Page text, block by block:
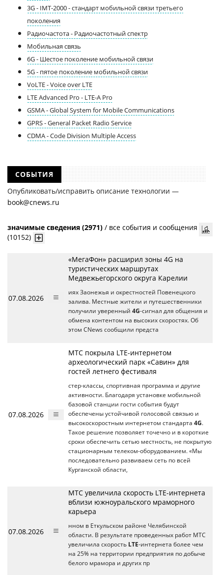
3G - IMT-2000 - стандарт мобильной связи третьего
поколения
Радиочастота - Радиочастотный спектр
Мобильная связь
6G - Шестое поколение мобильной связи
5G - пятое поколение мобильной связи
VoLTE - Voice over LTE
LTE Advanced Pro - LTE-A Pro
GSMA - Global System for Mobile Communications
GPRS - General Packet Radio Service
CDMA - Code Division Multiple Access
СОБЫТИЯ
Опубликовать/исправить описание технологии —
book@cnews.ru
значимые сведения (2971) / все события и сообщения
(10152)
07.08.2026
«МегаФон» расширил зоны 4G на
туристических маршрутах
Медвежьегорского округа Карелии
иях Заонежья и окрестностей Повенецкого
залива. Местные жители и путешественники
получили уверенный 4G-сигнал для общения и
обмена контентом на высоких скоростях. Об
этом CNews сообщили предста
07.08.2026
МТС покрыла LTE-интернетом
археологический парк «Савин» для
гостей летнего фестиваля
стер-классы, спортивная программа и другие
активности. Благодаря установке мобильной
базовой станции гости события будут
обеспечены устойчивой голосовой связью и
высокоскоростным интернетом стандарта 4G.
Такое решение позволяет точечно и в короткие
сроки обеспечить сетью местность, не покрытую
стационарным телеком-оборудованием. «Мы
последовательно развиваем сеть по всей
Курганской области,
07.08.2026
МТС увеличила скорость LTE-интернета
вблизи южноуральского мраморного
карьера
нном в Еткульском районе Челябинской
области. В результате проведенных работ МТС
увеличила скорость LTE-интернета более чем
на 25% на территории предприятия по добыче
белого мрамора и других пр